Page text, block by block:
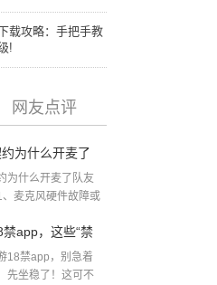
载攻略：手把手教
!
网友点评
为什么开麦了
到(无畏契约听
为什么开麦了队友
、麦克风硬件故障或
app，这些“禁
踏进去吗？
18禁app，别急着
先坐稳了！这可不